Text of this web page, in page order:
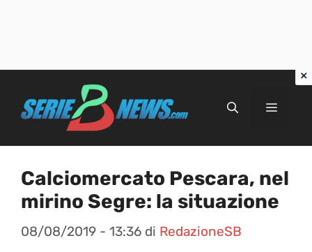
Menu
Calciomercato Pescara, nel
mirino Segre: la situazione
08/08/2019 - 13:36 di RedazioneSB